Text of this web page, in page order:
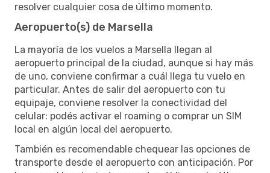
resolver cualquier cosa de último momento.
Aeropuerto(s) de Marsella
La mayoría de los vuelos a Marsella llegan al
aeropuerto principal de la ciudad, aunque si hay más
de uno, conviene confirmar a cuál llega tu vuelo en
particular. Antes de salir del aeropuerto con tu
equipaje, conviene resolver la conectividad del
celular: podés activar el roaming o comprar un SIM
local en algún local del aeropuerto.
También es recomendable chequear las opciones de
transporte desde el aeropuerto con anticipación. Por